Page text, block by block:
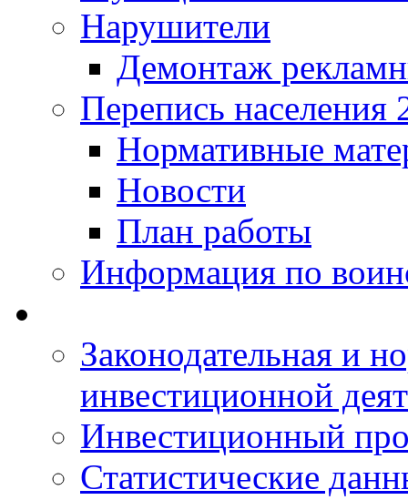
Нарушители
Демонтаж
Перепись населения
Нормативные
Новости
План работы
Информация по
Законодательная и
инвестиционной
Инвестиционный
Статистические